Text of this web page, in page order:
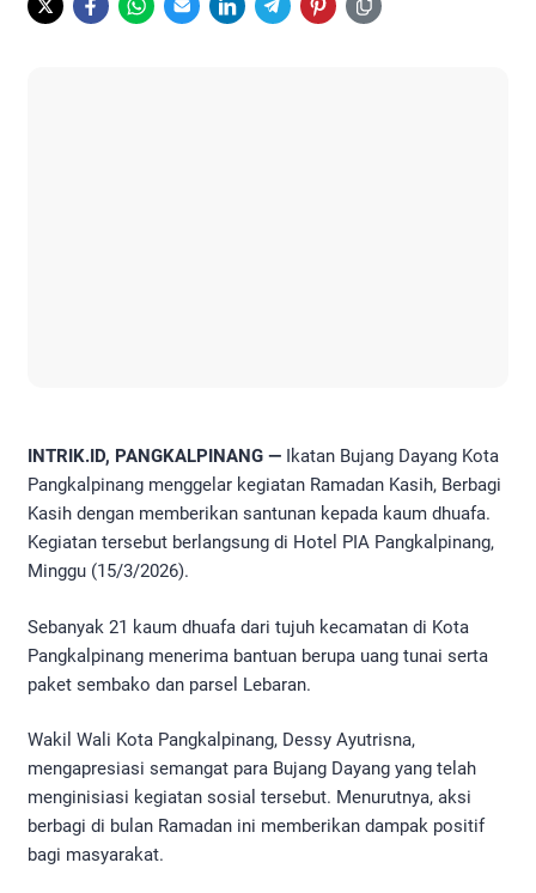
INTRIK.ID, PANGKALPINANG — Ikatan Bujang Dayang Kota
Pangkalpinang menggelar kegiatan Ramadan Kasih, Berbagi
Kasih dengan memberikan santunan kepada kaum dhuafa.
Kegiatan tersebut berlangsung di Hotel PIA Pangkalpinang,
Minggu (15/3/2026).
Sebanyak 21 kaum dhuafa dari tujuh kecamatan di Kota
Pangkalpinang menerima bantuan berupa uang tunai serta
paket sembako dan parsel Lebaran.
Wakil Wali Kota Pangkalpinang, Dessy Ayutrisna,
mengapresiasi semangat para Bujang Dayang yang telah
menginisiasi kegiatan sosial tersebut. Menurutnya, aksi
berbagi di bulan Ramadan ini memberikan dampak positif
bagi masyarakat.